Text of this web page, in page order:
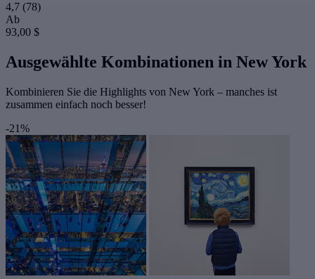
4,7 (78)
Ab
93,00 $
Ausgewählte Kombinationen in New York
Kombinieren Sie die Highlights von New York – manches ist
zusammen einfach noch besser!
-21%